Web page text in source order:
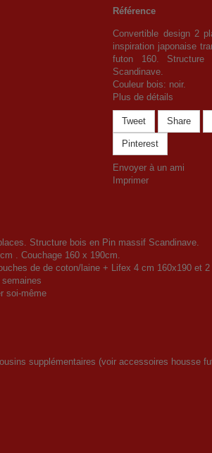
Référence
Convertible design 2
inspiration japonaise
futon 160.
Scandinave.
Couleur bois: noir.
Plus de détails
Tweet Share
Pinterest
Envoyer à un ami
Imprimer
Structure bois en Pin massif Scandinave.
. Couchage 160 x 190cm.
de de coton/laine + Lifex 4 cm 160x190 et
soi-même
supplémentaires (voir accessoires housse